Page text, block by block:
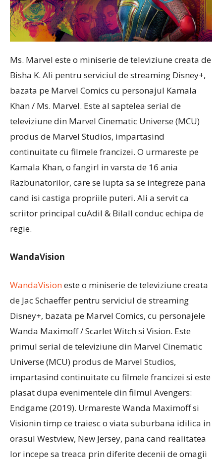
Ms. Marvel este o miniserie de televiziune creata de
Bisha K. Ali pentru serviciul de streaming Disney+,
bazata pe Marvel Comics cu personajul Kamala
Khan / Ms. Marvel. Este al saptelea serial de
televiziune din Marvel Cinematic Universe (MCU)
produs de Marvel Studios, impartasind
continuitate cu filmele francizei. O urmareste pe
Kamala Khan, o fangirl in varsta de 16 ania
Razbunatorilor, care se lupta sa se integreze pana
cand isi castiga propriile puteri. Ali a servit ca
scriitor principal cuAdil & Bilall conduc echipa de
regie.
WandaVision
WandaVisioneste o miniserie de televiziune creata
de Jac Schaeffer pentru serviciul de streaming
Disney+, bazata pe Marvel Comics, cu personajele
Wanda Maximoff / Scarlet Witch si Vision. Este
primul serial de televiziune din Marvel Cinematic
Universe (MCU) produs de Marvel Studios,
impartasind continuitate cu filmele francizei si este
plasat dupa evenimentele din filmul Avengers:
Endgame (2019). Urmareste Wanda Maximoff si
Visionin timp ce traiesc o viata suburbana idilica in
orasul Westview, New Jersey, pana cand realitatea
lor incepe sa treaca prin diferite decenii de omagii